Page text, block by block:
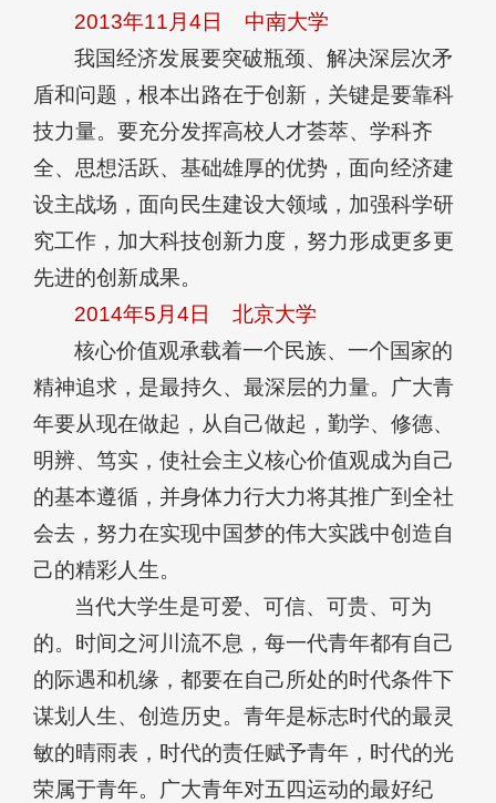
2013年11月4日 中南大学
我国经济发展要突破瓶颈、解决深层次矛
盾和问题，根本出路在于创新，关键是要靠科
技力量。要充分发挥高校人才荟萃、学科齐
全、思想活跃、基础雄厚的优势，面向经济建
设主战场，面向民生建设大领域，加强科学研
究工作，加大科技创新力度，努力形成更多更
先进的创新成果。
2014年5月4日北京大学
核心价值观承载着一个民族、一个国家的
精神追求，是最持久、最深层的力量。广大青
年要从现在做起，从自己做起，勤学、修德、
明辨、笃实，使社会主义核心价值观成为自己
的基本遵循，并身体力行大力将其推广到全社
会去，努力在实现中国梦的伟大实践中创造自
己的精彩人生。
当代大学生是可爱、可信、可贵、可为
的。时间之河川流不息，每一代青年都有自己
的际遇和机缘，都要在自己所处的时代条件下
谋划人生、创造历史。青年是标志时代的最灵
敏的晴雨表，时代的责任赋予青年，时代的光
荣属于青年。广大青年对五四运动的最好纪